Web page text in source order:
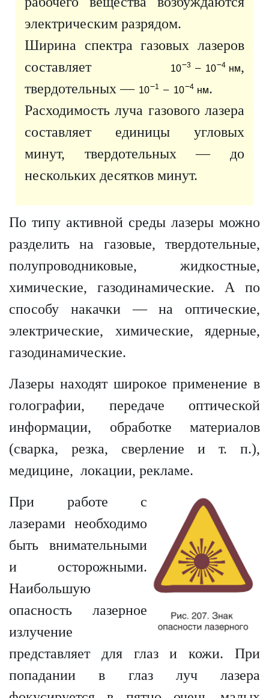
электрическим разрядом.
Ширина спектра газовых лазеров
составляет
,
твердотельных —
.
Расходимость луча газового лазера
составляет единицы угловых
минут, твердотельных — до
нескольких десятков минут.
По типу активной среды лазеры можно
разделить на газовые, твердотельные,
полупроводниковые, жидкостные,
химические, газодинамические. А по
способу накачки — на оптические,
электрические, химические, ядерные,
газодинамические.
Лазеры находят широкое применение в
голографии, передаче оптической
информации, обработке материалов
(сварка, резка, сверление и т. п.),
медицине, локации, рекламе.
При работе с
лазерами необходимо
быть внимательными
и осторожными.
Наибольшую
опасность лазерное
излучение
представляет для глаз и кожи. При
попадании в глаз луч лазера